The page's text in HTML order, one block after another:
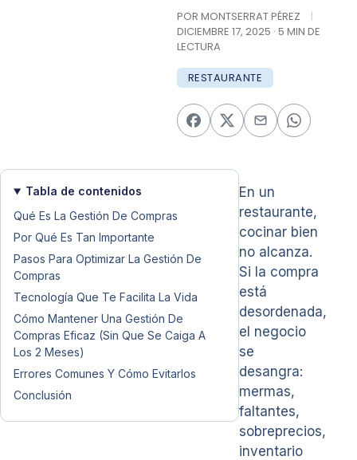
POR MONTSERRAT PÉREZ
|
DICIEMBRE 17, 2025 · 5 MIN DE
LECTURA
RESTAURANTE
Tabla de contenidos
Qué Es La Gestión De Compras
Por Qué Es Tan Importante
Pasos Para Optimizar La Gestión De
Compras
Tecnología Que Te Facilita La Vida
Cómo Mantener Una Gestión De
Compras Eficaz (Sin Que Se Caiga A
Los 2 Meses)
Errores Comunes Y Cómo Evitarlos
Conclusión
En un
restaurante,
cocinar bien
no alcanza.
Si la compra
está
desordenada,
el negocio
se
desangra:
mermas,
faltantes,
sobreprecios,
inventario